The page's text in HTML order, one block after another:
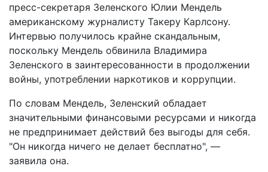
пресс-секретаря Зеленского Юлии Мендель
американскому журналисту Такеру Карлсону.
Интервью получилось крайне скандальным,
поскольку Мендель обвинила Владимира
Зеленского в заинтересованности в продолжении
войны, употреблении наркотиков и коррупции.
По словам Мендель, Зеленский обладает
значительными финансовыми ресурсами и никогда
не предпринимает действий без выгоды для себя.
"Он никогда ничего не делает бесплатно", —
заявила она.